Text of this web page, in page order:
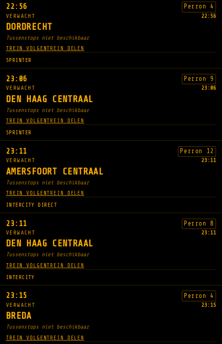
22:56 Perron 4
VERWACHT 22:56
DORDRECHT
Tussenstops niet beschikbaar
TREIN VOLGENTREIN DELEN
SPRINTER
23:06 Perron 9
VERWACHT 23:06
DEN HAAG CENTRAAL
Tussenstops niet beschikbaar
TREIN VOLGENTREIN DELEN
SPRINTER
23:11 Perron 12
VERWACHT 23:11
AMERSFOORT CENTRAAL
Tussenstops niet beschikbaar
TREIN VOLGENTREIN DELEN
INTERCITY DIRECT
23:11 Perron 8
VERWACHT 23:11
DEN HAAG CENTRAAL
Tussenstops niet beschikbaar
TREIN VOLGENTREIN DELEN
INTERCITY
23:15 Perron 4
VERWACHT 23:15
BREDA
Tussenstops niet beschikbaar
TREIN VOLGENTREIN DELEN